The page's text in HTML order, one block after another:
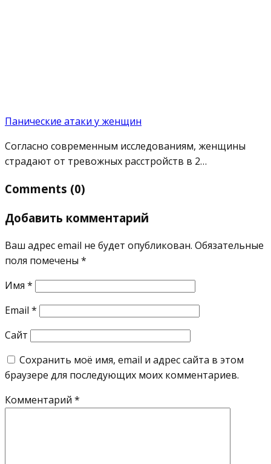
Панические атаки у женщин
Согласно современным исследованиям, женщины
страдают от тревожных расстройств в 2…
Comments (0)
Добавить комментарий
Ваш адрес email не будет опубликован. Обязательные
поля помечены *
Имя *
Email *
Сайт
Сохранить моё имя, email и адрес сайта в этом
браузере для последующих моих комментариев.
Комментарий *